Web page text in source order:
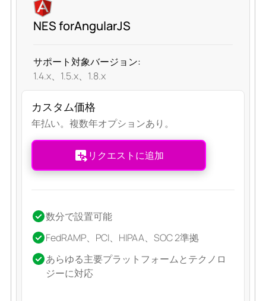
NES forAngularJS
サポート対象バージョン:
1.4.x、1.5.x、1.8.x
カスタム価格
年払い。複数年オプションあり。
リクエストに追加
数分で設置可能
FedRAMP、PCI、HIPAA、SOC 2準拠
あらゆる主要プラットフォームとテクノロ
ジーに対応